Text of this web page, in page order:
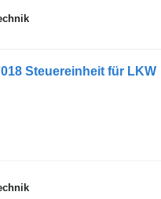
Steuereinheit für LKW